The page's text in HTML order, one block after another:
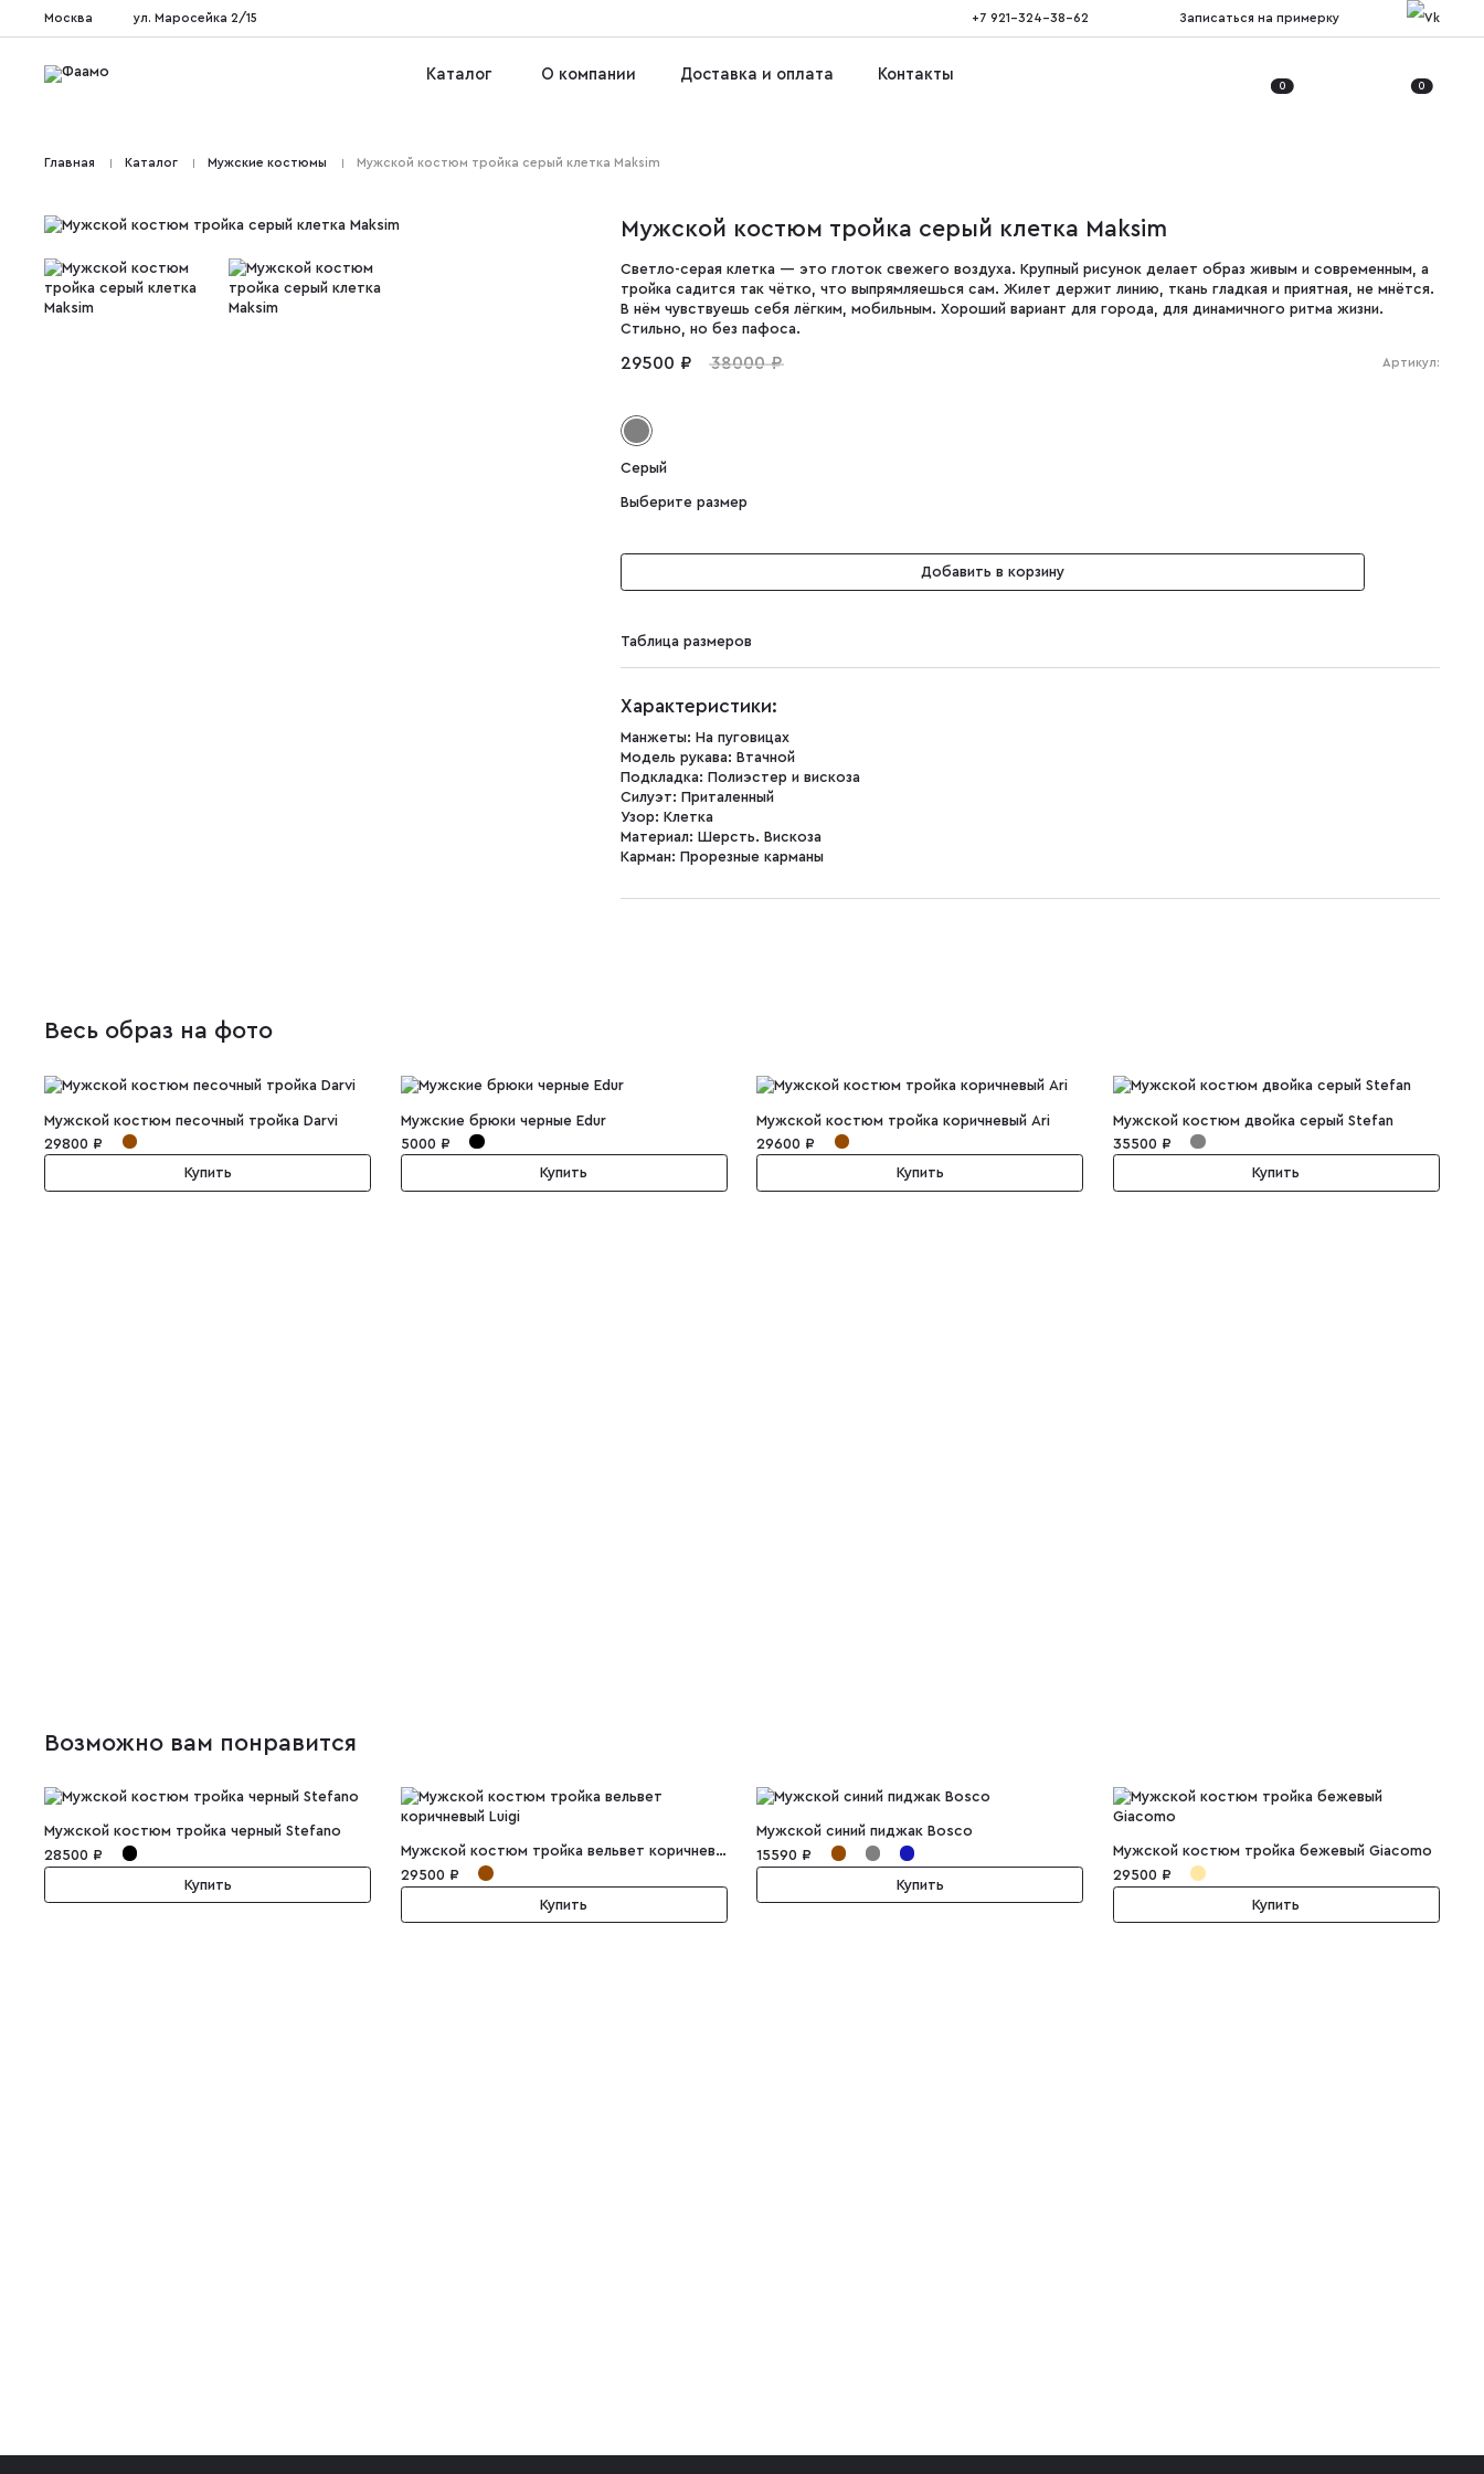
Москва ул. Маросейка 2/15 +7 921-324-38-62 Записаться на примерку
Каталог О компании Доставка и оплата Контакты
0 0
Главная Каталог Мужские костюмы Мужской костюм тройка серый клетка Maksim
Мужской костюм тройка серый клетка Maksim
Светло-серая клетка — это глоток свежего воздуха. Крупный рисунок делает образ живым и современным, а
тройка садится так чётко, что выпрямляешься сам. Жилет держит линию, ткань гладкая и приятная, не мнётся.
В нём чувствуешь себя лёгким, мобильным. Хороший вариант для города, для динамичного ритма жизни.
Стильно, но без пафоса.
29500 ₽ 38000 ₽ Артикул:
Серый
Выберите размер
Добавить в корзину
Таблица размеров
Характеристики:
Манжеты: На пуговицах
Модель рукава: Втачной
Подкладка: Полиэстер и вискоза
Силуэт: Приталенный
Узор: Клетка
Материал: Шерсть. Вискоза
Карман: Прорезные карманы
Весь образ на фото
Мужской костюм песочный тройка Darvi
29800 ₽
Купить
Мужские брюки черные Edur
5000 ₽
Купить
Мужской костюм тройка коричневый Ari
29600 ₽
Купить
Мужской костюм двойка серый Stefan
35500 ₽
Купить
Возможно вам понравится
Мужской костюм тройка черный Stefano
28500 ₽
Купить
Мужской костюм тройка вельвет коричневый Luigi
29500 ₽
Купить
Мужской синий пиджак Bosco
15590 ₽
Купить
Мужской костюм тройка бежевый Giacomo
29500 ₽
Купить